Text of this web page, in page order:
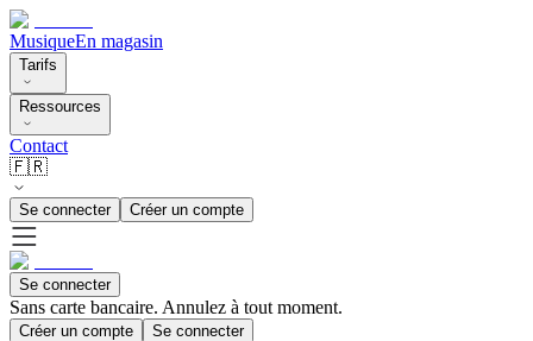
MusiqueEn magasin
Tarifs
Ressources
Contact
🇫🇷
Se connecter Créer un compte
Se connecter
Sans carte bancaire. Annulez à tout moment.
Créer un compte Se connecter